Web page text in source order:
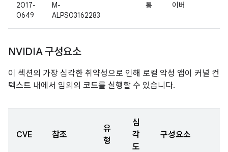
2017-
0649
M-
ALPS03162283
통
이버
NVIDIA 구성요소
이 섹션의 가장 심각한 취약성으로 인해 로컬 악성 앱이 커널 컨
텍스트 내에서 임의의 코드를 실행할 수 있습니다.
CVE 참조
유
형
심
각
도
구성요소